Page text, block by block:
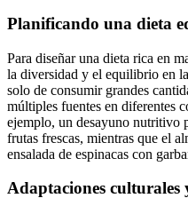
Planificando una dieta
Para diseñar una dieta rica en
la diversidad y el equilibrio en
solo de consumir grandes
múltiples fuentes en diferentes
ejemplo, un desayuno nutritivo
frutas frescas, mientras que el
ensalada de espinacas con
Adaptaciones culturales